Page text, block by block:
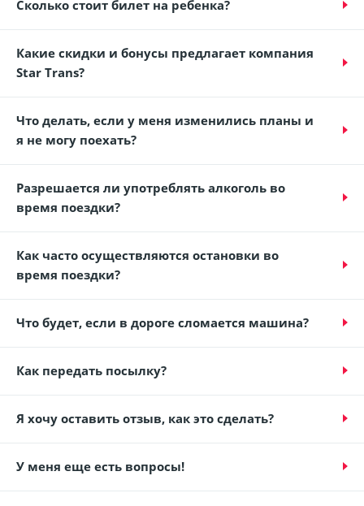
Сколько стоит билет на ребенка?
Какие скидки и бонусы предлагает компания
Star Trans?
Что делать, если у меня изменились планы и
я не могу поехать?
Разрешается ли употреблять алкоголь во
время поездки?
Как часто осуществляются остановки во
время поездки?
Что будет, если в дороге сломается машина?
Как передать посылку?
Я хочу оставить отзыв, как это сделать?
У меня еще есть вопросы!